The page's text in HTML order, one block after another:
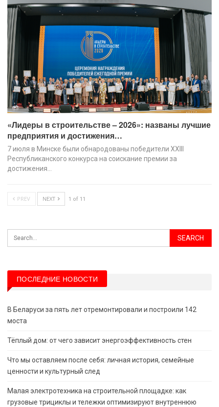
«Лидеры в строительстве – 2026»: названы лучшие
предприятия и достижения…
7 июля в Минске были обнародованы победители XХIII
Республиканского конкурса на соискание премии за
достижения…
PREV NEXT 1 of 11
ПОСЛЕДНИЕ НОВОСТИ
В Беларуси за пять лет отремонтировали и построили 142
моста
Тёплый дом: от чего зависит энергоэффективность стен
Что мы оставляем после себя: личная история, семейные
ценности и культурный след
Малая электротехника на строительной площадке: как
грузовые трициклы и тележки оптимизируют внутреннюю